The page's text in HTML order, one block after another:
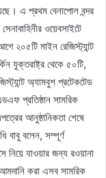
এ প্রথম বেনাপোল বন্দর
ওয়েবসাইটে
২০৫টি মাইন রেজিস্ট্যান্ট
যুক্তরাষ্ট্র থেকে ৫০টি,
অ্যামবুশ প্রটেকটেড
প্রতিষ্ঠান সামরিক
আনুষ্ঠানিকতা শেষে
বাবু বলেন, সম্পূর্ণ
নিয়ে যাওয়ার জন্য রওয়ানা
করা এসব সামরিক